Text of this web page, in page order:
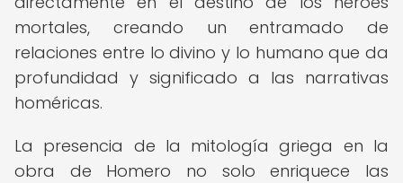
mortales, creando un entramado de
relaciones entre lo divino y lo humano que da
profundidad y significado a las narrativas
homéricas.
La presencia de la mitología griega en la
obra de Homero no solo enriquece las